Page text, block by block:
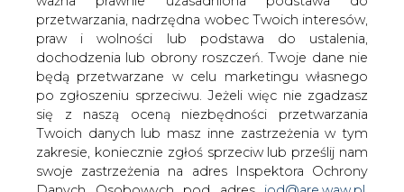
W dowolnym czasie możesz określić warunki
przechowywania i dostępu do plików cookies w
ustawieniach przeglądarki internetowej.
Jeśli zgadzasz się na wykorzystanie technologii
plików cookies wystarczy kliknąć poniższy przycisk
„Przejdź do serwisu”.
Zarząd Agencji Rynku Energii S.A Wydawca portalu
CIRE.pl
Przesłanie komentarza oznacza akceptację zasad korzystania z portalu
cire.pl
wyślij
KOMENTARZE(0)